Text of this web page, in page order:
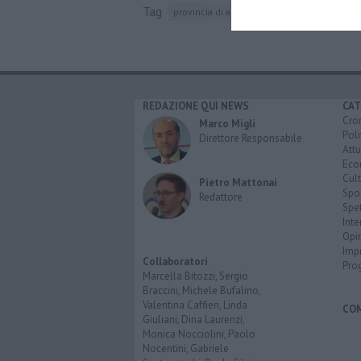
Tag provincia di arezzo
REDAZIONE QUI NEWS
Marco Migli
Direttore Responsabile
Pietro Mattonai
Redattore
Collaboratori
Marcella Bitozzi, Sergio
Braccini, Michele Bufalino,
Valentina Caffieri, Linda
Giuliani, Dina Laurenzi,
Monica Nocciolini, Paolo
Nocentini, Gabriele